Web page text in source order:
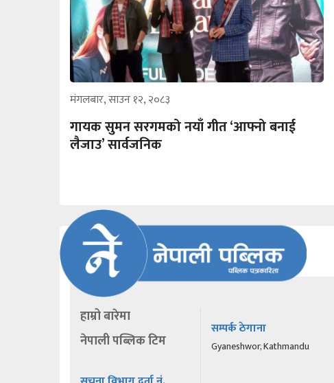
मंगलबार, साउन १२, २०८३
गायक सुमन सरगमको नयाँ गीत ‘आफ्नो बनाई
लैजाउ’ सार्वजनिक
हाम्रो बारेमा
नेपाली पब्लिक टिम
सम्पर्क ठेगाना
Gyaneshwor, Kathmandu